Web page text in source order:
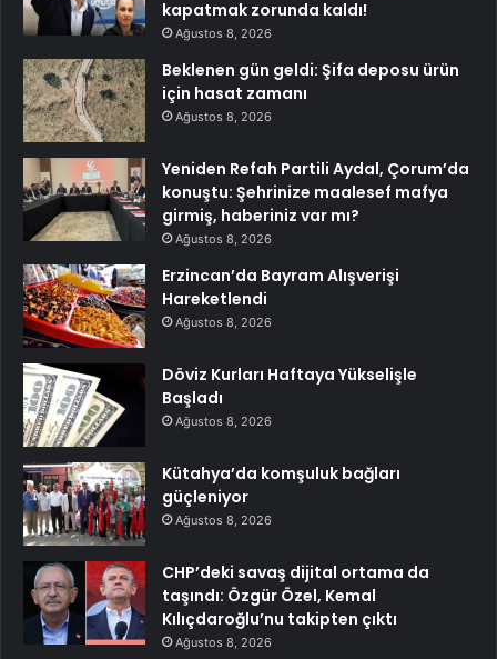
kapatmak zorunda kaldı!
Ağustos 8, 2026
Beklenen gün geldi: Şifa deposu ürün
için hasat zamanı
Ağustos 8, 2026
Yeniden Refah Partili Aydal, Çorum’da
konuştu: Şehrinize maalesef mafya
girmiş, haberiniz var mı?
Ağustos 8, 2026
Erzincan’da Bayram Alışverişi
Hareketlendi
Ağustos 8, 2026
Döviz Kurları Haftaya Yükselişle
Başladı
Ağustos 8, 2026
Kütahya’da komşuluk bağları
güçleniyor
Ağustos 8, 2026
CHP’deki savaş dijital ortama da
taşındı: Özgür Özel, Kemal
Kılıçdaroğlu’nu takipten çıktı
Ağustos 8, 2026